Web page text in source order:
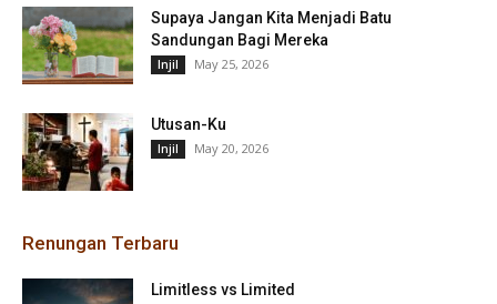
Supaya Jangan Kita Menjadi Batu
Sandungan Bagi Mereka
Injil May 25, 2026
Utusan-Ku
Injil May 20, 2026
Renungan Terbaru
Limitless vs Limited